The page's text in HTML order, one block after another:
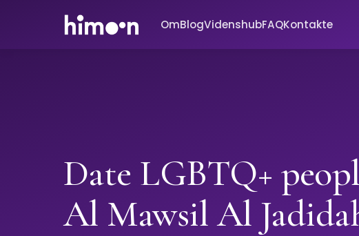
OmBlogVidenshubFAQKontakte
Date LGBTQ+
Al Mawsil Al